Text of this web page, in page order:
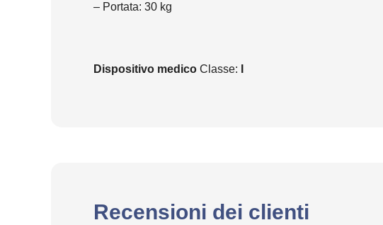
– Portata: 30 kg
Dispositivo medico Classe:
Recensioni dei clienti